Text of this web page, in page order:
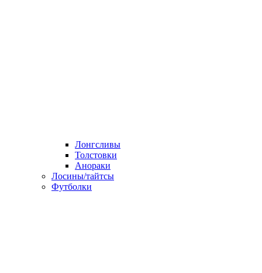
Лонгсливы
Толстовки
Анораки
Лосины/тайтсы
Футболки